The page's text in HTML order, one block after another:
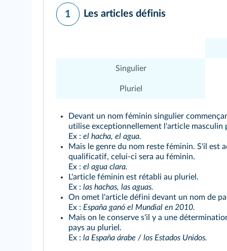
1 Les articles définis
Singulier
Pluriel
Devant un nom féminin singulier
utilise exceptionnellement l'article masculin
Ex : el hacha, el agua.
Mais le genre du nom reste féminin. S'il est
qualificatif, celui-ci sera au féminin.
Ex : el agua clara.
L'article féminin est rétabli au pluriel.
Ex : las hachas, las aguas.
On omet l'article défini devant un nom de
Ex : España ganó el Mundial en 2010.
Mais on le conserve s'il y a une
pays au pluriel.
Ex : la España árabe / los Estados Unidos.